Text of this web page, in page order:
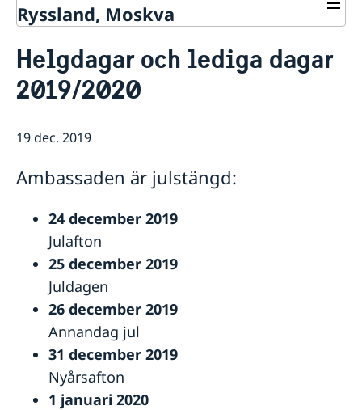
Ryssland, Moskva
Kontakt
Så stöttar vi svenska företag
Business Sweden i Ryssland
Företagsfrukost på ambassaden
Information till svenskar i Ryssland
Helgdagar och lediga dagar
2019/2020
19 dec. 2019
Ambassaden är julstängd:
24 december 2019
Julafton
25 december 2019
Juldagen
26 december 2019
Annandag jul
31 december 2019
Nyårsafton
1 januari 2020